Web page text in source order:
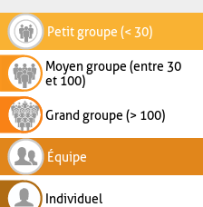
Petit groupe (< 30)
Moyen groupe (entre 30
et 100)
Grand groupe (> 100)
Équipe
Individuel